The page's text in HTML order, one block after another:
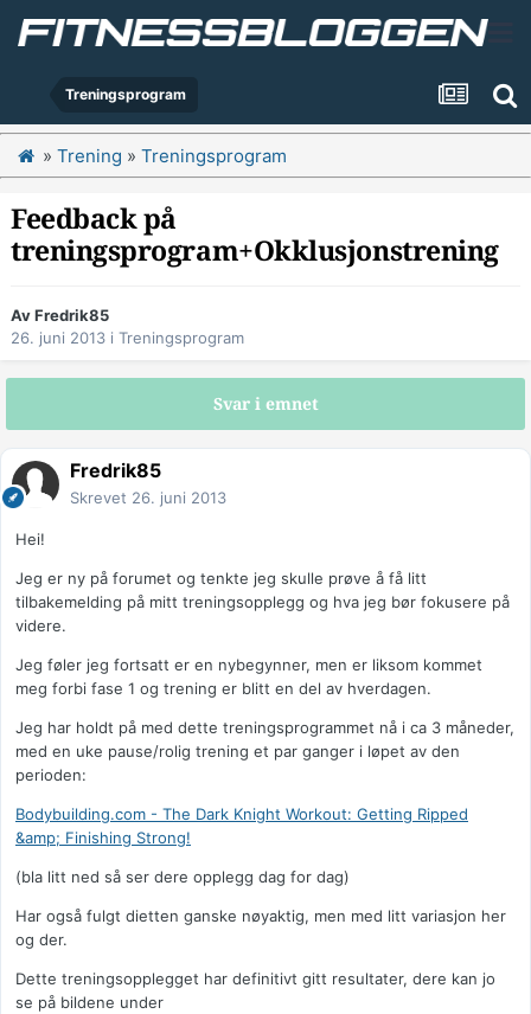
Treningsprogram
» Trening » Treningsprogram
Feedback på
treningsprogram+Okklusjonstrening
AvFredrik85
26. juni 2013 i Treningsprogram
Svar i emnet
Fredrik85
Skrevet 26. juni 2013
Hei!
Jeg er ny på forumet og tenkte jeg skulle prøve å få litt
tilbakemelding på mitt treningsopplegg og hva jeg bør fokusere på
videre.
Jeg føler jeg fortsatt er en nybegynner, men er liksom kommet
meg forbi fase 1 og trening er blitt en del av hverdagen.
Jeg har holdt på med dette treningsprogrammet nå i ca 3 måneder,
med en uke pause/rolig trening et par ganger i løpet av den
perioden:
Bodybuilding.com - The Dark Knight Workout: Getting Ripped
&amp; Finishing Strong!
(bla litt ned så ser dere opplegg dag for dag)
Har også fulgt dietten ganske nøyaktig, men med litt variasjon her
og der.
Dette treningsopplegget har definitivt gitt resultater, dere kan jo
se på bildene under